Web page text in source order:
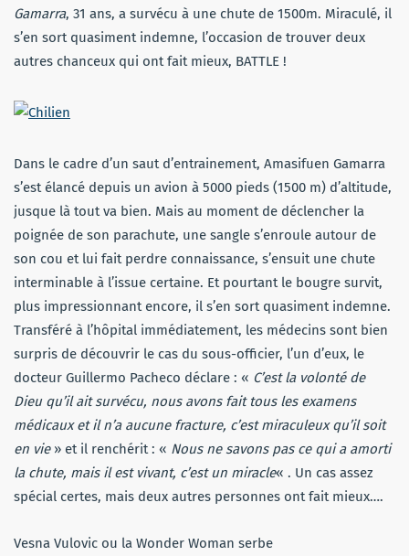
Gamarra, 31 ans, a survécu à une chute de 1500m. Miraculé, il
s’en sort quasiment indemne, l’occasion de trouver deux
autres chanceux qui ont fait mieux, BATTLE !
Dans le cadre d’un saut d’entrainement, Amasifuen Gamarra
s’est élancé depuis un avion à 5000 pieds (1500 m) d’altitude,
jusque là tout va bien. Mais au moment de déclencher la
poignée de son parachute, une sangle s’enroule autour de
son cou et lui fait perdre connaissance, s’ensuit une chute
interminable à l’issue certaine. Et pourtant le bougre survit,
plus impressionnant encore, il s’en sort quasiment indemne.
Transféré à l’hôpital immédiatement, les médecins sont bien
surpris de découvrir le cas du sous-officier, l’un d’eux, le
docteur Guillermo Pacheco déclare : « C’est la volonté de
Dieu qu’il ait survécu, nous avons fait tous les examens
médicaux et il n’a aucune fracture, c’est miraculeux qu’il soit
en vie» et il renchérit : « Nous ne savons pas ce qui a amorti
la chute, mais il est vivant, c’est un miracle« . Un cas assez
spécial certes, mais deux autres personnes ont fait mieux….
Vesna Vulovic ou la Wonder Woman serbe